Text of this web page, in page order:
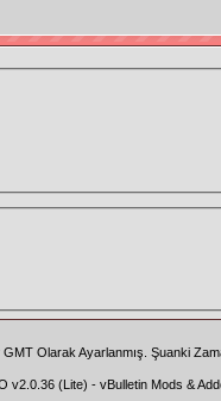
Olarak Ayarlanmış. Şuanki
v2.0.36 (Lite) - vBulletin Mods &